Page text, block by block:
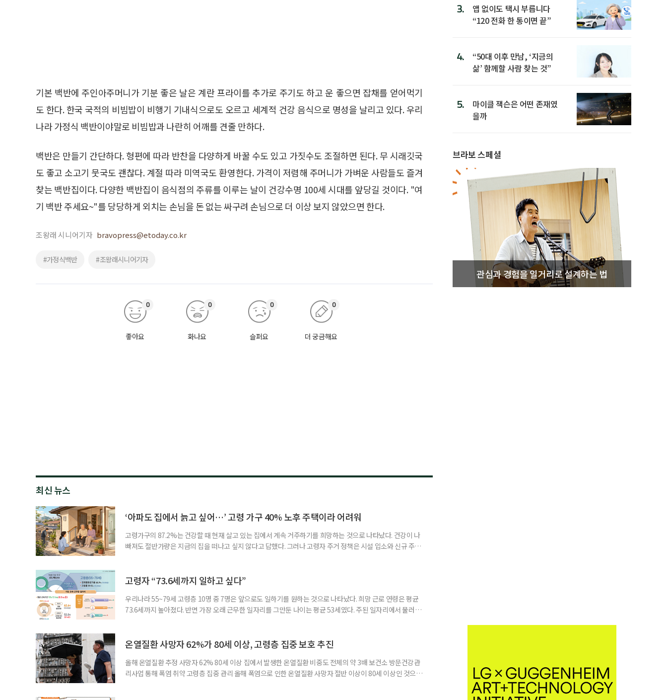
기본 백반에 주인아주머니가 기분 좋은 날은 계란 프라이를 추가로 주기도 하고 운 좋으면 잡채를 얻어먹기
도 한다. 한국 국적의 비빔밥이 비행기 기내식으로도 오르고 세계적 건강 음식으로 명성을 날리고 있다. 우리
나라 가정식 백반이야말로 비빔밥과 나란히 어깨를 견줄 만하다.
백반은 만들기 간단하다. 형편에 따라 반찬을 다양하게 바꿀 수도 있고 가짓수도 조절하면 된다. 무 시래깃국
도 좋고 소고기 뭇국도 괜찮다. 계절 따라 미역국도 환영한다. 가격이 저렴해 주머니가 가벼운 사람들도 즐겨
찾는 백반집이다. 다양한 백반집이 음식점의 주류를 이루는 날이 건강수명 100세 시대를 앞당길 것이다. "여
기 백반 주세요~"를 당당하게 외치는 손님을 돈 없는 싸구려 손님으로 더 이상 보지 않았으면 한다.
조왕래 시니어기자 bravopress@etoday.co.kr
#가정식백반 #조왕래시니어기자
좋아요
0
화나요
0
슬퍼요
0
더 궁금해요
0
최신 뉴스
‘아파도 집에서 늙고 싶어…’ 고령 가구 40% 노후 주택이라 어려워
고령가구의 87.2%는 건강할 때 현재 살고 있는 집에서 계속 거주하기를 희망하는 것으로 나타났다. 건강이 나
빠져도 절반가량은 지금의 집을 떠나고 싶지 않다고 답했다. 그러나 고령자 주거 정책은 시설 입소와 신규 주택
여름호에 실린 ‘통합돌봄 시행에 따른 고령자 주거-돌봄 협업 체계 구축 방안’ 보고서는 고
고령자 “73.6세까지 일하고 싶다”
우리나라 55~79세 고령층 10명 중 7명은 앞으로도 일하기를 원하는 것으로 나타났다. 희망 근로 연령은 평균
73.6세까지 높아졌다. 반면 가장 오래 근무한 일자리를 그만둔 나이는 평균 53세였다. 주된 일자리에서 물러난
7000명으로, 1년 전보다 57만 명 증가했다. 15세 이상 인구에서 차지하는 비중은
온열질환 사망자 62%가 80세 이상, 고령층 집중 보호 추진
올해 온열질환 추정 사망자 62% 80세 이상 집에서 발생한 온열질환 비중도 전체의 약 3배 보건소 방문건강관
리사업 통해 폭염 취약 고령층 집중 관리 올해 폭염으로 인한 온열질환 사망자 절반 이상이 80세 이상인 것으로
3.
앱 없이도 택시 부릅니다
“120 전화 한 통이면 끝”
4.
“50대 이후 만남, ‘지금의
삶’ 함께할 사람 찾는 것”
5.
마이클 잭슨은 어떤 존재였
을까
브라보 스페셜
관심과 경험을 일거리로 설계하는 법